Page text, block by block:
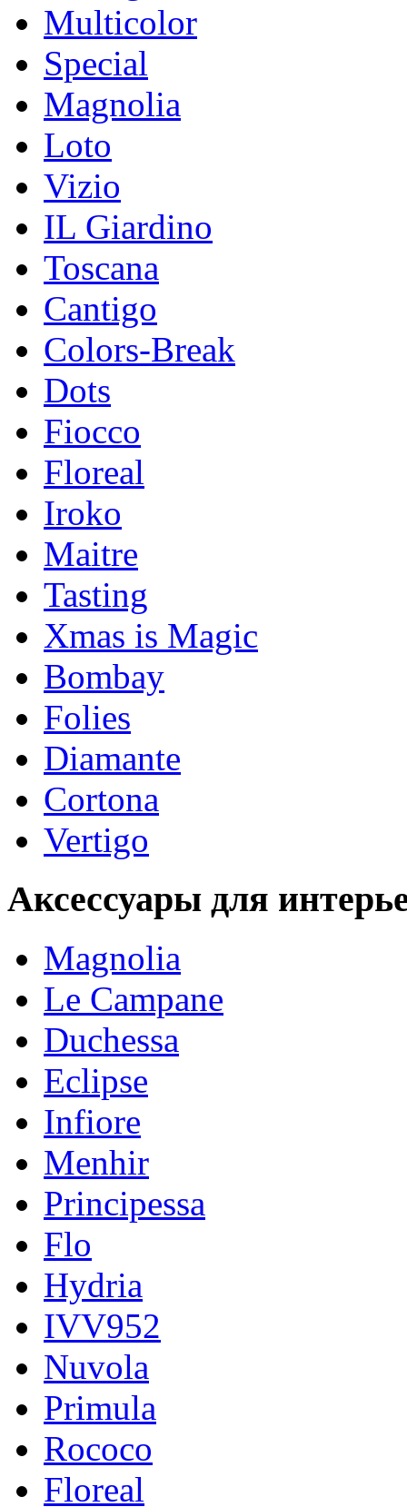
Multicolor
Special
Magnolia
Loto
Vizio
IL Giardino
Toscana
Cantigo
Colors-Break
Dots
Fiocco
Floreal
Iroko
Maitre
Tasting
Xmas is Magic
Bombay
Folies
Diamante
Cortona
Vertigo
Аксессуары для
Magnolia
Le Campane
Duchessa
Eclipse
Infiore
Menhir
Principessa
Flo
Hydria
IVV952
Nuvola
Primula
Rococo
Floreal